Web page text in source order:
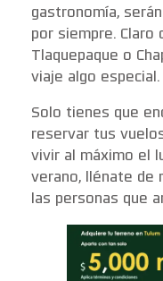
gastronomía,
por siempre. Claro
Tlaquepaque o
viaje algo especial.
Solo tienes que
reservar tus
vivir al máximo el
verano, llénate de
las personas que